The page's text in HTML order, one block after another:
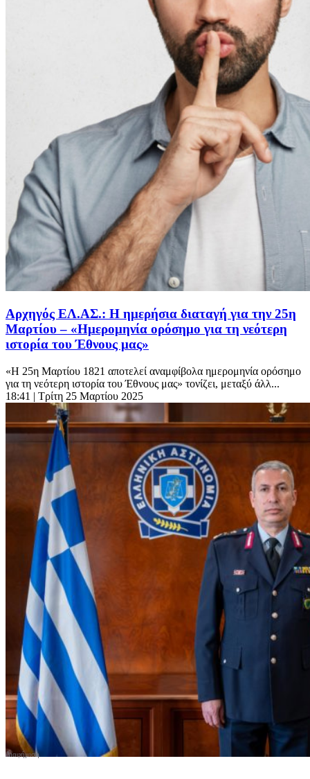
Αρχηγός ΕΛ.ΑΣ.: Η ημερήσια διαταγή για την 25η
Μαρτίου – «Ημερομηνία ορόσημο για τη νεότερη
ιστορία του Έθνους μας»
«Η 25η Μαρτίου 1821 αποτελεί αναμφίβολα ημερομηνία ορόσημο
για τη νεότερη ιστορία του Έθνους μας» τονίζει, μεταξύ άλλ...
18:41 | Τρίτη 25 Μαρτίου 2025